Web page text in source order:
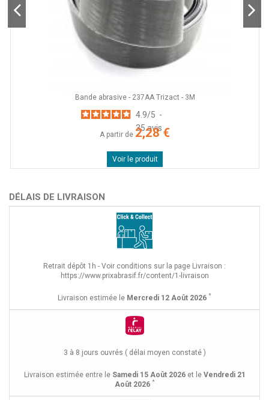
Bande abrasive - 237AA Trizact - 3M
4.9/5 -
35avis
A partir de 2,28 €
Voir le produit
DÉLAIS DE LIVRAISON
Retrait dépôt 1h - Voir conditions sur la page Livraison :
https://www.prixabrasif.fr/content/1-livraison
Livraison estimée le Mercredi 12 Août 2026 *
3 à 8 jours ouvrés ( délai moyen constaté )
Livraison estimée entre le Samedi 15 Août 2026et le Vendredi 21
Août 2026 *